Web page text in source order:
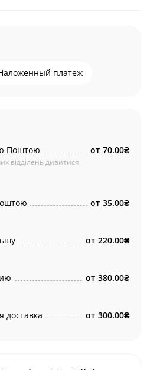
платеж
Поштою
відділень дивитися
от 70.00₴
от 35.00₴
от 220.00₴
от 380.00₴
доставка от 300.00₴